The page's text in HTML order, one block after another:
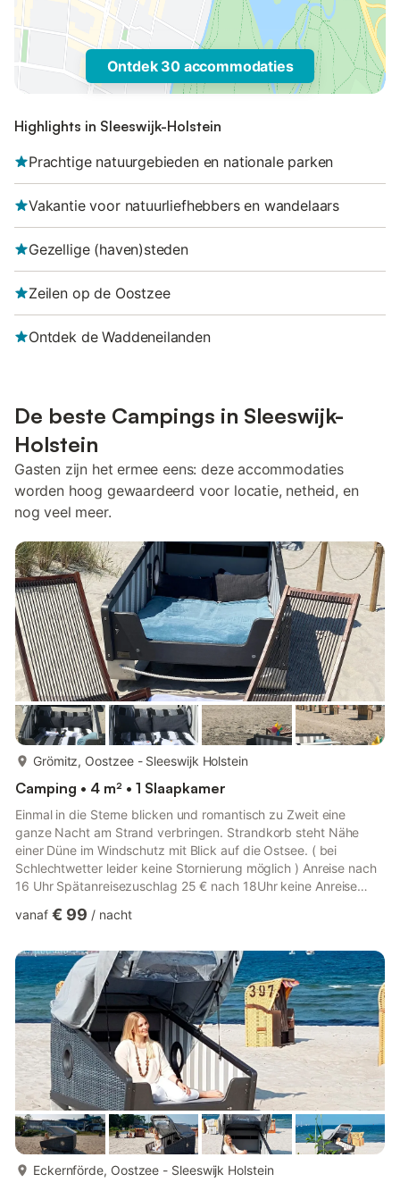
Ontdek 30 accommodaties
Highlights in Sleeswijk-Holstein
Prachtige natuurgebieden en nationale parken
Vakantie voor natuurliefhebbers en wandelaars
Gezellige (haven)steden
Zeilen op de Oostzee
Ontdek de Waddeneilanden
De beste Campings in Sleeswijk-
Holstein
Gasten zijn het ermee eens: deze accommodaties
worden hoog gewaardeerd voor locatie, netheid, en
nog veel meer.
Grömitz, Oostzee - Sleeswijk Holstein
Camping • 4 m² • 1 Slaapkamer
Einmal in die Sterne blicken und romantisch zu Zweit eine
ganze Nacht am Strand verbringen. Strandkorb steht Nähe
einer Düne im Windschutz mit Blick auf die Ostsee. ( bei
Schlechtwetter leider keine Stornierung möglich ) Anreise nach
16 Uhr Spätanreisezuschlag 25 € nach 18Uhr keine Anreise
Verbringen Sie Ihre Nacht unter dem Sternenzelt. Wecken Sie
Voraussetzung , körpereigene Glückshormone
auszuschüttenund ein Glücksgefühl zu erleben. Sie können ab
13 Uhr den Korb ...
vanaf € 99 / nacht
Eckernförde, Oostzee - Sleeswijk Holstein